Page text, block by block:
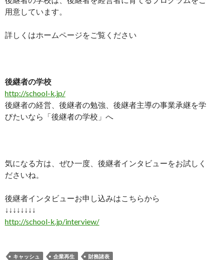
用意しています。
詳しくはホームページをご覧ください
後継者の学校
http://school-k.jp/
後継者の経営、後継者の勉強、後継者主導の事業承継を学
びたいなら「後継者の学校」へ
気になる方は、ぜひ一度、後継者インタビューをお試しく
ださいね。
後継者インタビューお申し込みはこちらから
↓↓↓↓↓↓↓↓
http://school-k.jp/interview/
キャッシュ 企業再生 財務諸表